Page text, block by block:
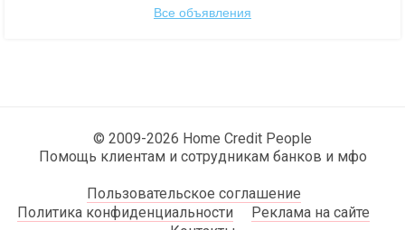
Все объявления
© 2009-2026 Home Credit People
Помощь клиентам и сотрудникам банков и мфо
Пользовательское соглашение
Политика конфиденциальности
Реклама на сайте